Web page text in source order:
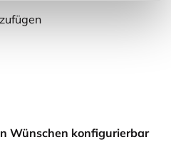
Wünschen konfigurierbar